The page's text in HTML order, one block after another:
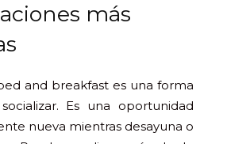
más
and breakfast es una forma
Es una oportunidad
nueva mientras desayuna o